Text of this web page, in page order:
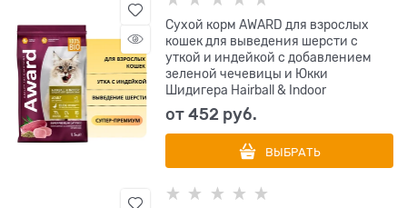
Сухой корм AWARD для взрослых
кошек для выведения шерсти с
уткой и индейкой с добавлением
зеленой чечевицы и Юкки
Шидигера Hairball & Indoor
от452 руб.
ВЫБРАТЬ